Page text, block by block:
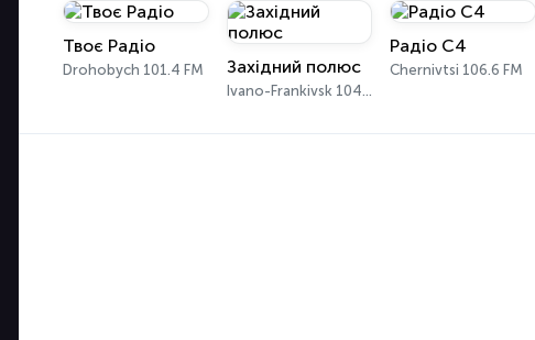
Твоє Радіо
Drohobych 101.4 FM Західний полюс
Ivano-Frankivsk 104.3 FM
Радіо C4
Chernivtsi 106.6 FM